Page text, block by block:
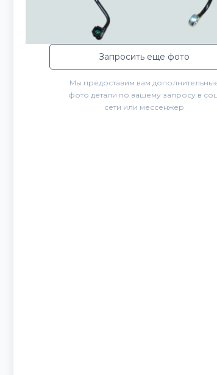
Запросить еще фото
Мы предоставим вам
фото детали по вашему запросу в соц.
сети или мессенжер